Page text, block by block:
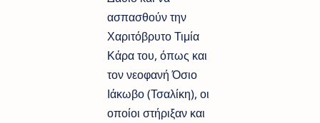
ασπασθούν την
Χαριτόβρυτο Τιμία
Κάρα του, όπως και
τον νεοφανή Όσιο
Ιάκωβο (Τσαλίκη), οι
οποίοι στήριξαν και